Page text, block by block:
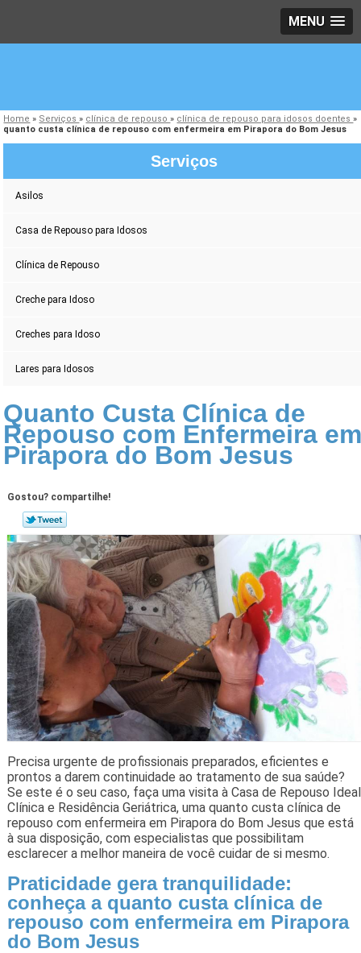
MENU
Home » Serviços» clínica de repouso» clínica de repouso para idosos doentes»
quanto custa clínica de repouso com enfermeira em Pirapora do Bom Jesus
Serviços
Asilos
Casa de Repouso para Idosos
Clínica de Repouso
Creche para Idoso
Creches para Idoso
Lares para Idosos
Quanto Custa Clínica de
Repouso com Enfermeira
Pirapora do Bom Jesus
Gostou? compartilhe!
Precisa urgente de profissionais preparados, eficientes e
prontos a darem continuidade ao tratamento de sua saúde?
Se este é o seu caso, faça uma visita à Casa de Repouso Ideal
Clínica e Residência Geriátrica, uma quanto custa clínica de
repouso com enfermeira em Pirapora do Bom Jesus que está
à sua disposição, com especialistas que possibilitam
esclarecer a melhor maneira de você cuidar de si mesmo.
Praticidade gera tranquilidade:
conheça a quanto custa clínica de
repouso com enfermeira em Pirapora
do Bom Jesus